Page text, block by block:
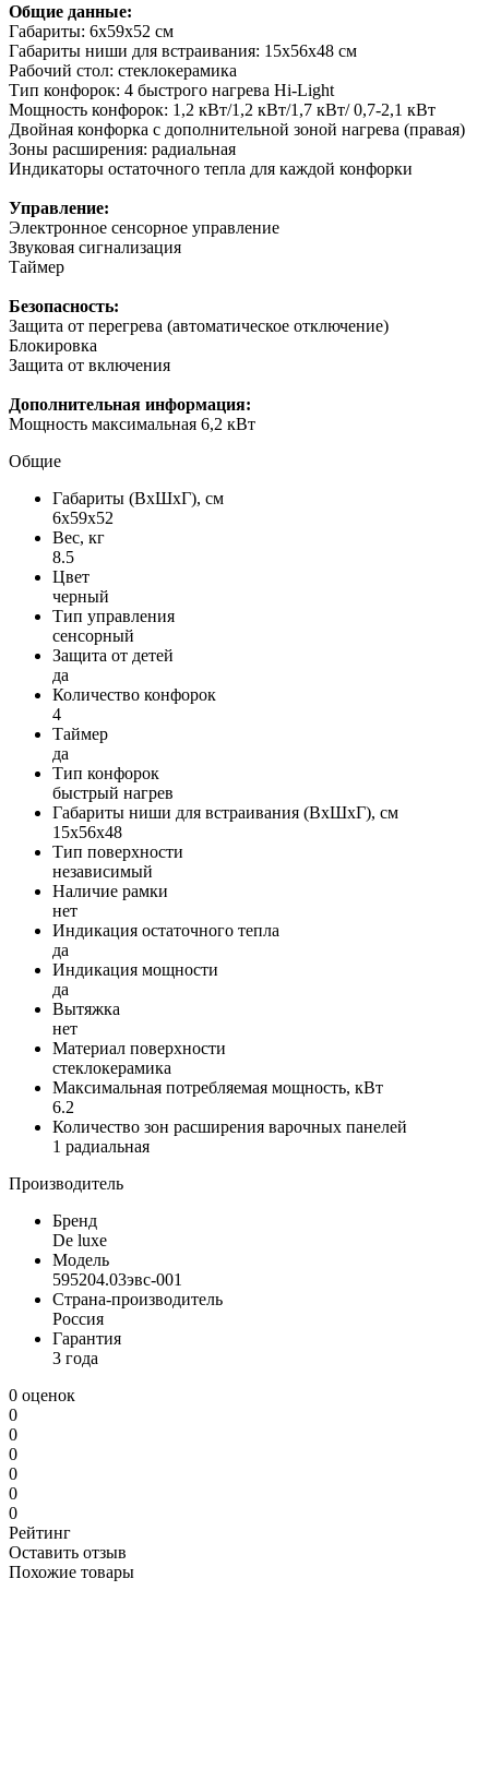
Общие данные:
Габариты: 6x59x52 см
Габариты ниши для встраивания: 15x56x48 см
Рабочий стол: стеклокерамика
Тип конфорок: 4 быстрого нагрева Hi-Light
Мощность конфорок: 1,2 кВт/1,2 кВт/1,7 кВт/ 0,7-2,1 кВт
Двойная конфорка с дополнительной зоной нагрева (правая)
Зоны расширения: радиальная
Индикаторы остаточного тепла для каждой конфорки
Управление:
Электронное сенсорное управление
Звуковая сигнализация
Таймер
Безопасность:
Защита от перегрева (автоматическое отключение)
Блокировка
Защита от включения
Дополнительная информация:
Мощность максимальная 6,2 кВт
Общие
Габариты (ВxШxГ), см
6x59x52
Вес, кг
8.5
Цвет
черный
Тип управления
сенсорный
Защита от детей
да
Количество конфорок
4
Таймер
да
Тип конфорок
быстрый нагрев
Габариты ниши для встраивания (ВxШxГ), см
15x56x48
Тип поверхности
независимый
Наличие рамки
нет
Индикация остаточного тепла
да
Индикация мощности
да
Вытяжка
нет
Материал поверхности
стеклокерамика
Максимальная потребляемая мощность, кВт
6.2
Количество зон расширения варочных панелей
1 радиальная
Производитель
Бренд
De luxe
Модель
595204.03эвс-001
Страна-производитель
Россия
Гарантия
3 года
0 оценок
0
0
0
0
0
0
Рейтинг
Оставить отзыв
Похожие товары